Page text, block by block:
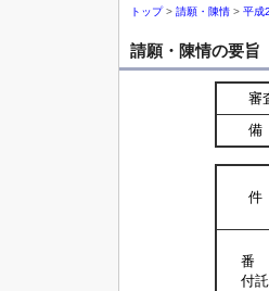
トップ> 請願・陳情 > 平成
請願・陳情の要旨
審
付